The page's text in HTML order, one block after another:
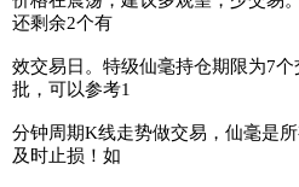
还剩余2个有
效交易日。特级仙毫持仓期限为7
批，可以参考1
分钟周期K线走势做交易，仙毫是
及时止损！如